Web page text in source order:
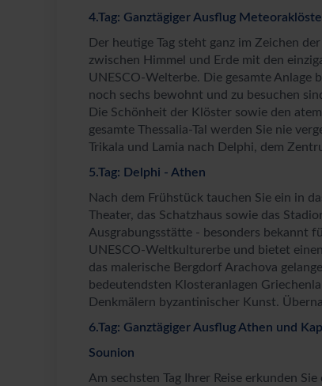
4.Tag: Ganztägiger Ausflug
Der heutige Tag steht ganz im Zeichen
zwischen Himmel und Erde mit den
UNESCO-Welterbe. Die gesamte Anlage
noch sechs bewohnt und zu besuchen
Die Schönheit der Klöster sowie den
gesamte Thessalia-Tal werden Sie nie
Trikala und Lamia nach Delphi, dem
5.Tag: Delphi - Athen
Nach dem Frühstück tauchen Sie ein in
Theater, das Schatzhaus sowie das
Ausgrabungsstätte - besonders bekannt
UNESCO-Weltkulturerbe und bietet
das malerische Bergdorf Arachova
bedeutendsten Klosteranlagen
Denkmälern byzantinischer Kunst.
6.Tag: Ganztägiger Ausflug Athen und Kap
Sounion
Am sechsten Tag Ihrer Reise erkunden